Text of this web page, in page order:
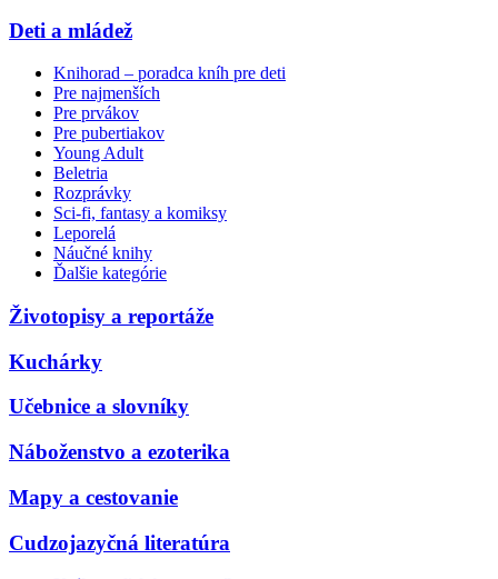
Deti a mládež
Knihorad – poradca kníh pre deti
Pre najmenších
Pre prvákov
Pre pubertiakov
Young Adult
Beletria
Rozprávky
Sci-fi, fantasy a komiksy
Leporelá
Náučné knihy
Ďalšie kategórie
Životopisy a reportáže
Kuchárky
Učebnice a slovníky
Náboženstvo a ezoterika
Mapy a cestovanie
Cudzojazyčná literatúra